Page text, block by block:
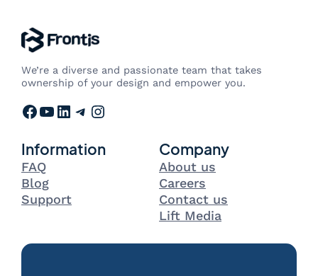
We’re a diverse and passionate team that takes
ownership of your design and empower you.
Facebook YouTube LinkedIn Telegram Instagram
Information
FAQ
Blog
Support
Company
About us
Careers
Contact us
Lift Media